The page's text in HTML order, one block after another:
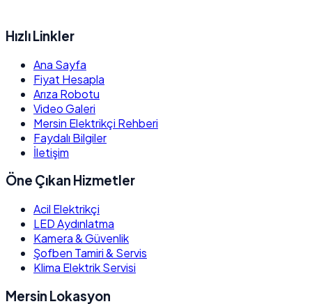
Hızlı Linkler
Ana Sayfa
Fiyat Hesapla
Arıza Robotu
Video Galeri
Mersin Elektrikçi Rehberi
Faydalı Bilgiler
İletişim
Öne Çıkan Hizmetler
Acil Elektrikçi
LED Aydınlatma
Kamera & Güvenlik
Şofben Tamiri & Servis
Klima Elektrik Servisi
Mersin Lokasyon